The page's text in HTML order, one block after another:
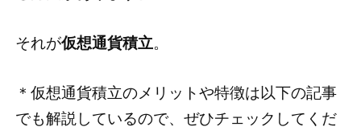
それが仮想通貨積立。
＊仮想通貨積立のメリットや特徴は以下の記事
でも解説しているので、ぜひチェックしてくだ